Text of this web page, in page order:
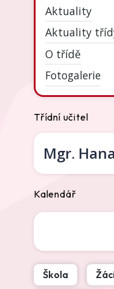
Aktuality
Aktuality
O třídě
Fotogalerie
Třídní učitel
Mgr.
Kalendář
Škola